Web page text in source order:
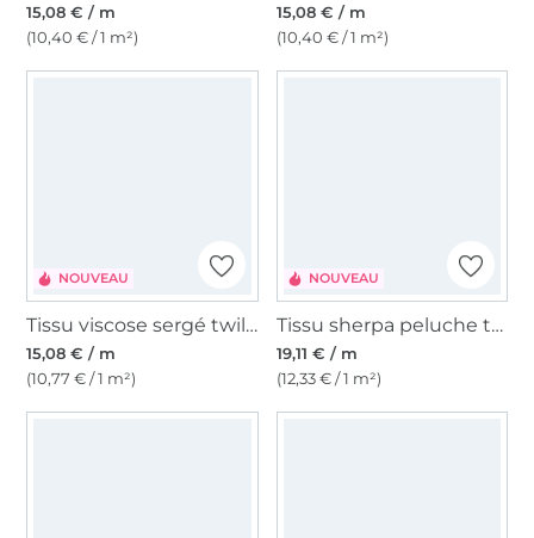
15,08 € / m
(10,40 € / 1 m²)
15,08 € / m
(10,40 € / 1 m²)
NOUVEAU
Tissu viscose sergé twill paisley leaves, bleu pétrole
15,08 € / m
(10,77 € / 1 m²)
NOUVEAU
Tissu sherpa peluche teddy Cute Hearts, beige
19,11 € / m
(12,33 € / 1 m²)